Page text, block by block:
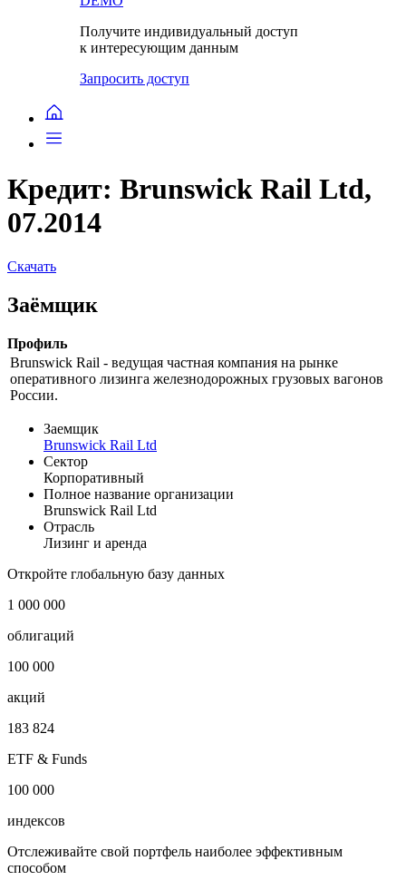
Получите индивидуальный доступ
к интересующим данным
Запросить доступ
Кредит: Brunswick Rail Ltd,
07.2014
Скачать
Заёмщик
Профиль
Brunswick Rail - ведущая частная компания на рынке
оперативного лизинга железнодорожных грузовых вагонов
России.
Заемщик
Brunswick Rail Ltd
Сектор
Корпоративный
Полное название организации
Brunswick Rail Ltd
Отрасль
Лизинг и аренда
Откройте глобальную базу данных
1 000 000
облигаций
100 000
акций
183 824
ETF & Funds
100 000
индексов
Отслеживайте свой портфель наиболее эффективным
способом